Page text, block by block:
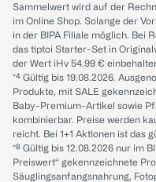
Sammelwert wird auf der
im Online Shop. Solange der
in der BIPA Filiale möglich. Bei
das tiptoi Starter-Set in
der Wert iHv 54.99 €
*⁴ Gültig bis 19.08.2026.
Produkte, mit SALE
Baby-Premium-Artikel sowie
kombinierbar. Preise werden
reicht. Bei 1+1 Aktionen ist das
*⁸ Gültig bis 12.08.2026 nur im
Preiswert“ gekennzeichnete
Säuglingsanfangsnahrung,